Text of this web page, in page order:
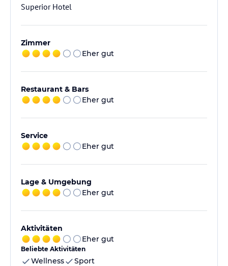
Superior Hotel
Zimmer
Eher gut
Restaurant & Bars
Eher gut
Service
Eher gut
Lage & Umgebung
Eher gut
Aktivitäten
Eher gut
Beliebte Aktivitäten
Wellness Sport